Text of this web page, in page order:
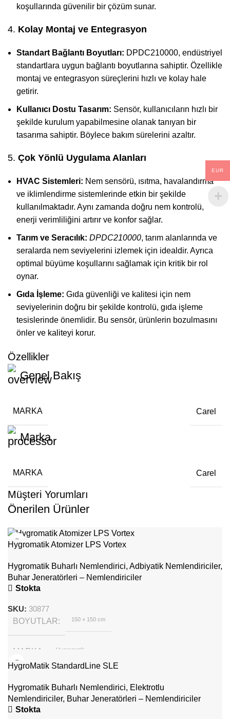
koşullarında güvenilir bir çözüm sunar.
4. Kolay Montaj ve Entegrasyon
Standart Bağlantı Boyutları: DPDC210000, endüstriyel
standartlara uygun bağlantı boyutlarına sahiptir. Özellikle
montaj ve entegrasyon süreçlerini hızlı ve kolay hale
getirir.
Kullanıcı Dostu Tasarım: Sensör, kullanıcıların hızlı bir
şekilde kurulum yapabilmesine olanak tanıyan bir
tasarıma sahiptir. Böylece bakım sürelerini azaltır.
5. Çok Yönlü Uygulama Alanları
HVAC Sistemleri: Nem sensörü, ısıtma, havalandırma
ve iklimlendirme sistemlerinde etkin bir şekilde
kullanılmaktadır. Aynı zamanda doğru nem kontrolü,
enerji verimliliğini artırır ve konfor sağlar.
Tarım ve Seracılık: DPDC210000, tarım alanlarında ve
seralarda nem seviyelerini izlemek için idealdir. Ayrıca
optimal büyüme koşullarını sağlamak için kritik bir rol
oynar.
Gıda İşleme: Gıda güvenliği ve kalitesi için nem
seviyelerinin doğru bir şekilde kontrolü, gıda işleme
tesislerinde önemlidir. Bu sensör, ürünlerin bozulmasını
önler ve kaliteyi korur.
Özellikler
Genel Bakış
MARKA Carel
Marka
MARKA Carel
Müşteri Yorumları
Önerilen Ürünler
Hygromatik Atomizer LPS Vortex
Hygromatik Buharlı Nemlendirici, Adbiyatik Nemlendiriciler,
Buhar Jeneratörleri – Nemlendiriciler
Stokta
SKU: 30877
BOYUTLAR
150 × 150 cm
MARKA Hygromatik
HygroMatik StandardLine SLE
Hygromatik Buharlı Nemlendirici, Elektrotlu
Nemlendiriciler, Buhar Jeneratörleri – Nemlendiriciler
Stokta
EUR